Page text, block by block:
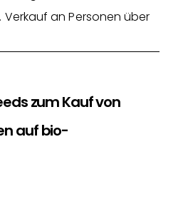
an Personen über
zum Kauf von
auf bio-